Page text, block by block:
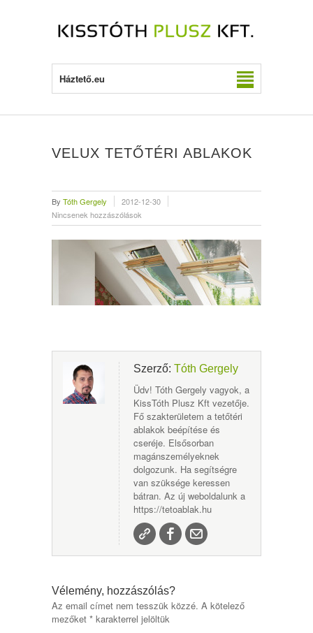
Háztető.eu
VELUX TETŐTÉRI ABLAKOK
By Tóth Gergely
2012-12-30
Nincsenek hozzászólások
Szerző: Tóth Gergely
Üdv! Tóth Gergely vagyok, a
KissTóth Plusz Kft vezetője.
Fő szakterületem a tetőtéri
ablakok beépítése és
cseréje. Elsősorban
magánszemélyeknek
dolgozunk. Ha segítségre
van szüksége keressen
bátran. Az új weboldalunk a
https://tetoablak.hu
Vélemény, hozzászólás?
Az email címet nem tesszük közzé. A kötelező
mezőket * karakterrel jelöltük